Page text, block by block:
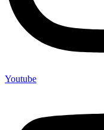
Youtube